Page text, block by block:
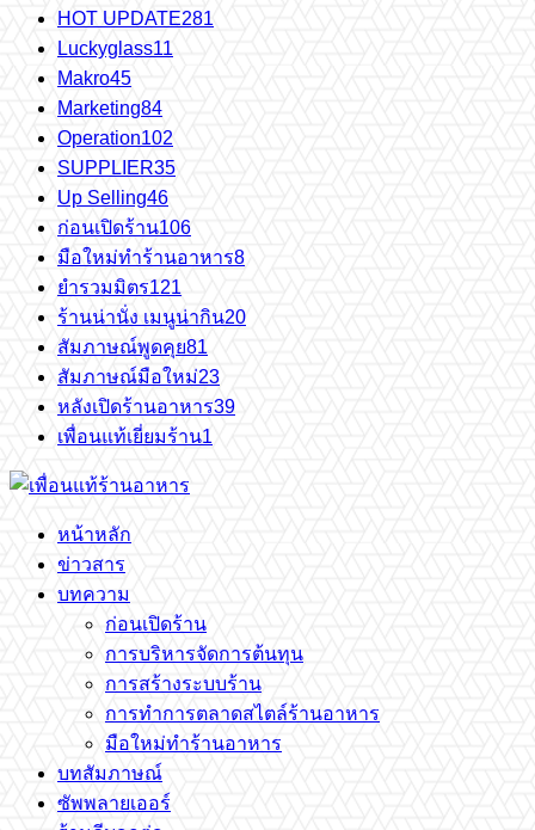
HOT UPDATE281
Luckyglass11
Makro45
Marketing84
Operation102
SUPPLIER35
Up Selling46
ก่อนเปิดร้าน106
มือใหม่ทำร้านอาหาร8
ยำรวมมิตร121
ร้านน่านั่ง เมนูน่ากิน20
สัมภาษณ์พูดคุย81
สัมภาษณ์มือใหม่23
หลังเปิดร้านอาหาร39
เพื่อนแท้เยี่ยมร้าน1
หน้าหลัก
ข่าวสาร
บทความ
ก่อนเปิดร้าน
การบริหารจัดการต้นทุน
การสร้างระบบร้าน
การทำการตลาดสไตล์ร้านอาหาร
มือใหม่ทำร้านอาหาร
บทสัมภาษณ์
ซัพพลายเออร์